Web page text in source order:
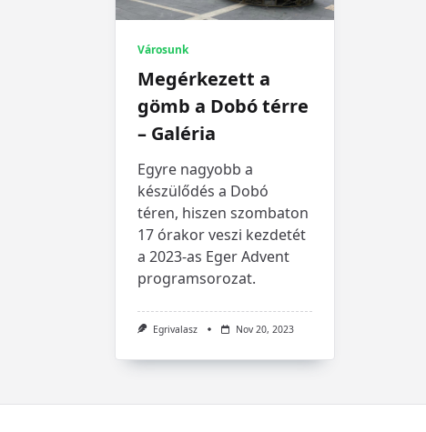
Városunk
Megérkezett a
gömb a Dobó térre
– Galéria
Egyre nagyobb a
készülődés a Dobó
téren, hiszen szombaton
17 órakor veszi kezdetét
a 2023-as Eger Advent
programsorozat.
Egrivalasz Nov 20, 2023